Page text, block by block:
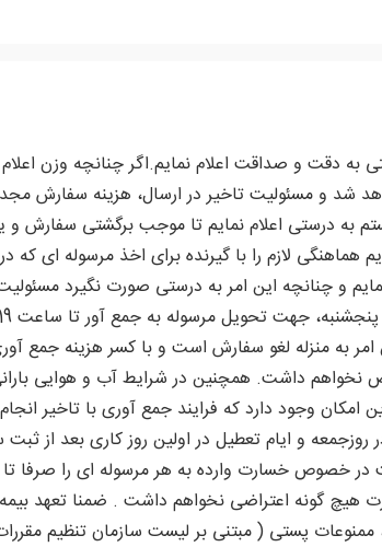
به دقت و صداقت اعلام نمایم.اگر چنانچه وزن
و مسئولیت تاخیر در ارسال، هزینه سفارش
به درستی اعلام نمایم تا موجب برگشتی سفارش و
هماهنگی لازم را با گیرنده برای اخذ مرسوله ای
و چنانچه این امر به درستی صورت نگیرد
به منزله لغو سفارش است و با کسر هزینه جمع
وجود دارد که فرایند جمع آوری با تاخیر
روزجمعه و ایام تعطیل در اولین روز کاری بعد
خصوص خسارت وارده به هر مرسوله ای را صرفا
هیچ گونه اعتراضی نخواهم داشت . ضمنا تعهد